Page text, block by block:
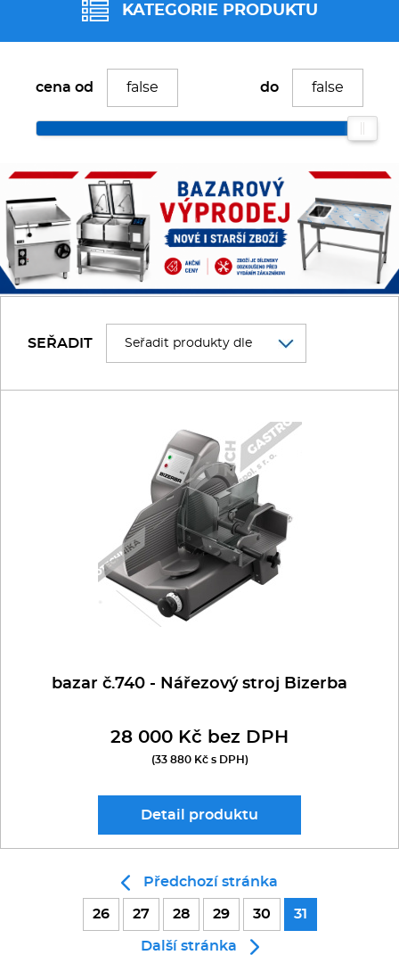
Fritézy
Gastronádoby
Grilovací desky - Grily
Prostředky-Změkčovače
Chlazení
Roboty
Kávovary
Řeznické stroje
Konvektomaty/Pece
Sporáky
Kotle
Myčky
Transport, výdej a regen.
Vařiče a výrobníky těstovin
Nástroje
Vodní lázně
KATEGORIE PRODUKTU
Bazar - Roboty
Bazar - S ohřevem
Bazar - Nerez
Bazar - Nádobí
cena od do
SEŘADIT
bazar č.740 - Nářezový stroj Bizerba
28 000 Kč bez DPH
(33 880 Kč s DPH)
Detail produktu
Předchozí stránka
26 27 28 29 30 31
Další stránka